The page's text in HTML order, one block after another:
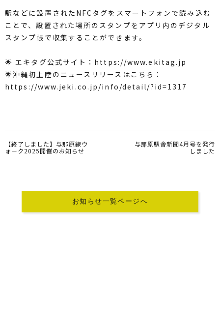
駅などに設置されたNFCタグをスマートフォンで読み込む
ことで、設置された場所のスタンプをアプリ内のデジタル
スタンプ帳で収集することができます。
🌟 エキタグ公式サイト： https://www.ekitag.jp
🌟沖縄初上陸のニュースリリースはこちら：
https://www.jeki.co.jp/info/detail/?id=1317
【終了しました】与那原線ウ
ォーク2025開催のお知らせ
与那原駅舎新聞4月号を発行
しました
お知らせ一覧ページへ